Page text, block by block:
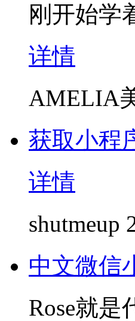
刚开始学
详情
AMELIA
获取小程
详情
shutmeup
中文微信
Rose就